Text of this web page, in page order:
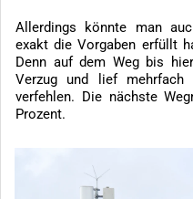
Allerdings könnte man
exakt die Vorgaben erfüllt
Denn auf dem Weg bis
Verzug und lief
verfehlen. Die nächste
Prozent.